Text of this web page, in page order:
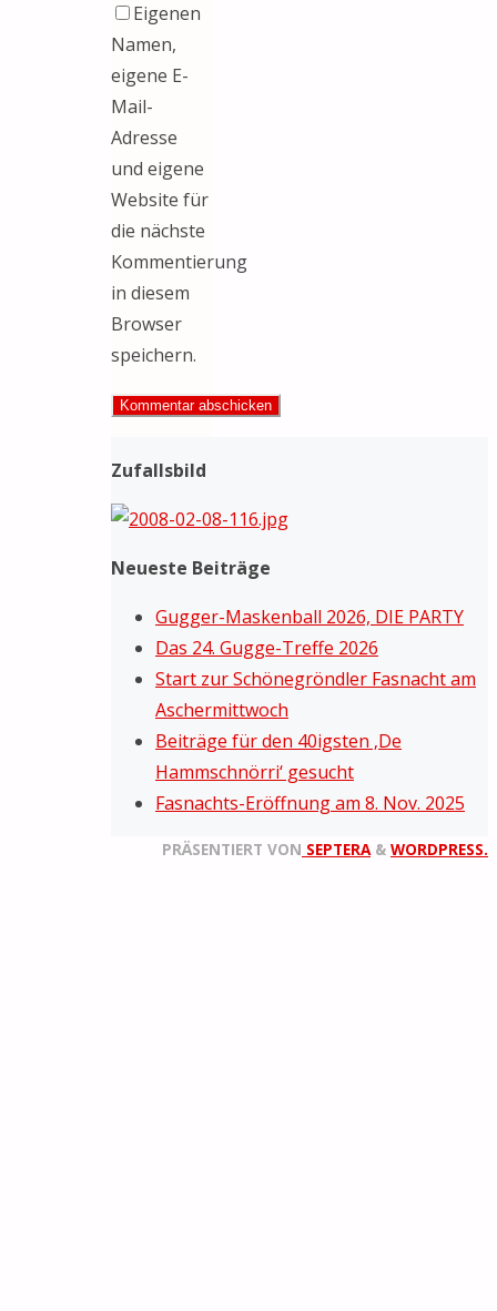
Eigenen
Namen,
eigene E-
Mail-
Adresse
und eigene
Website für
die nächste
Kommentierung
in diesem
Browser
speichern.
Zufallsbild
Neueste Beiträge
Gugger-Maskenball 2026, DIE PARTY
Das 24. Gugge-Treffe 2026
Start zur Schönegröndler Fasnacht am
Aschermittwoch
Beiträge für den 40igsten ‚De
Hammschnörri‘ gesucht
Fasnachts-Eröffnung am 8. Nov. 2025
PRÄSENTIERT VON SEPTERA& WORDPRESS.